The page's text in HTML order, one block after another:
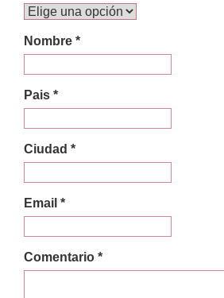
Nombre *
Pais *
Ciudad *
Email *
Comentario *